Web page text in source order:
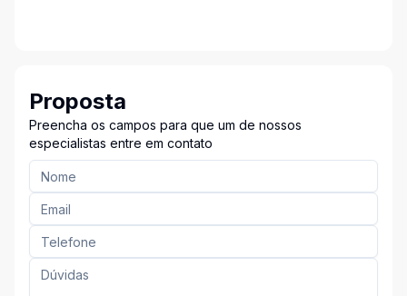
Proposta
Preencha os campos para que um de nossos
especialistas entre em contato